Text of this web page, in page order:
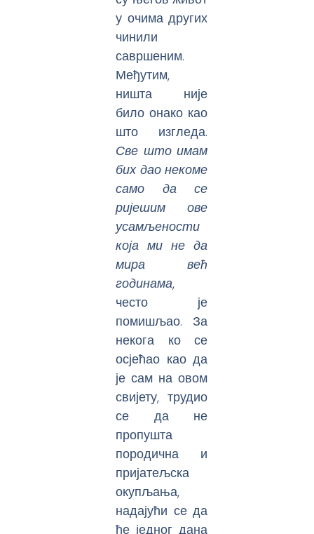
у очима других
чинили
савршеним.
Међутим,
ништа није
било онако као
што изгледа.
Све што имам
бих дао некоме
само да се
ријешим ове
усамљености
која ми не да
мира већ
годинама,
често је
помишљао. За
некога ко се
осјећао као да
је сам на овом
свијету, трудио
се да не
пропушта
породична и
пријатељска
окупљања,
надајући се да
ће једног дана